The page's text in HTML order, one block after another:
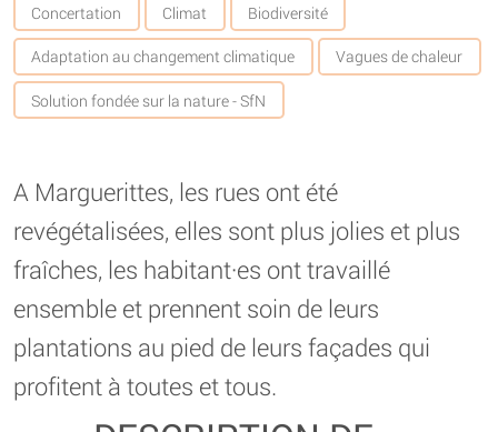
Concertation Climat Biodiversité
Adaptation au changement climatique Vagues de chaleur
Solution fondée sur la nature - SfN
A Marguerittes, les rues ont été
revégétalisées, elles sont plus jolies et plus
fraîches, les habitant·es ont travaillé
ensemble et prennent soin de leurs
plantations au pied de leurs façades qui
profitent à toutes et tous.